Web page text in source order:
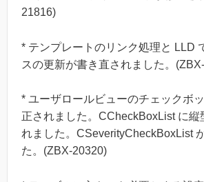
21816)
* テンプレートのリンク処理と LLD
スの更新が書き直されました。
* ユーザロールビューのチェックボ
正されました。CCheckBoxList に縦
れました。CSeverityCheckBoxList
た。(ZBX-20320)